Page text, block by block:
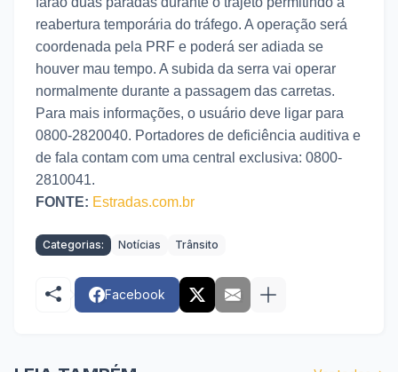
reabertura temporária do tráfego. A operação será
coordenada pela PRF e poderá ser adiada se
houver mau tempo. A subida da serra vai operar
normalmente durante a passagem das carretas.
Para mais informações, o usuário deve ligar para
0800-2820040. Portadores de deficiência auditiva e
de fala contam com uma central exclusiva: 0800-
2810041.
FONTE: Estradas.com.br
Categorias: Notícias Trânsito
Facebook